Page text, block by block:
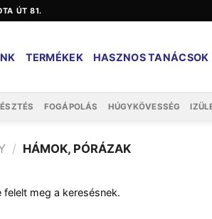
ÚT 81.
TERMÉKEK HASZNOS TANÁCSOK
FOGÁPOLÁS HÚGYKÖVESSÉG
/ HÁMOK, PÓRÁZAK
felelt meg a keresésnek.